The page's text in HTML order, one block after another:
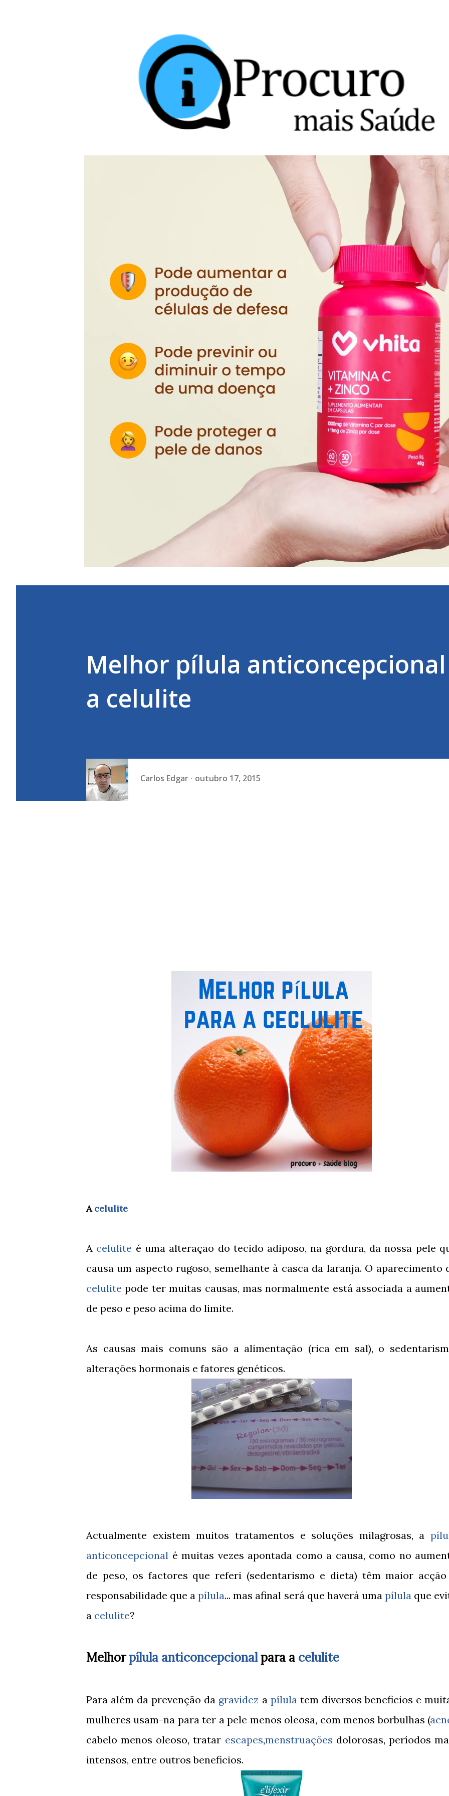
Melhor pílula
a celulite
Carlos Edgar outubro 17, 2015
Acelulite
A celulite é uma alteração do tecido adiposo, na gordura, da nossa pele
causa um aspecto rugoso, semelhante à casca da laranja. O aparecimento
celulite pode ter muitas causas, mas normalmente está associada a
de peso e peso acima do limite.
As causas mais comuns são a alimentação (rica em sal), o
alterações hormonais e fatores genéticos.
Actualmente existem muitos tratamentos e soluções milagrosas, a
anticoncepcional é muitas vezes apontada como a causa, como no
de peso, os factores que referi (sedentarismo e dieta) têm maior
responsabilidade que apílula... mas afinal será que haverá uma pílulaque
a celulite?
Melhorpílula anticoncepcionalpara a celulite
Para além da prevenção da gravidez a pílulatem diversos beneficios e
mulheres usam-na para ter a pele menos oleosa, com menos borbulhas (
cabelo menos oleoso, tratar escapes,menstruações dolorosas, períodos
intensos, entre outros beneficios.